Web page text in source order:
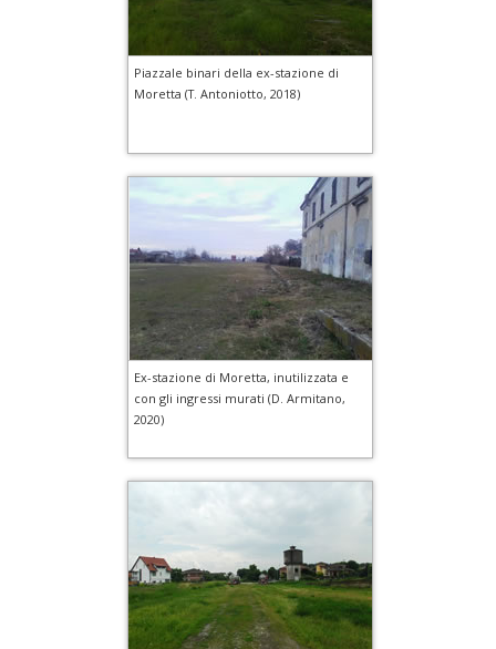
Piazzale binari della ex-stazione di
Moretta (T. Antoniotto, 2018)
Ex-stazione di Moretta, inutilizzata e
con gli ingressi murati (D. Armitano,
2020)